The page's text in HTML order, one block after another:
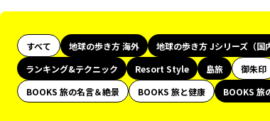
すべて 地球の歩き方 海外 地球の歩き方 Jシリーズ（国
ランキング&テクニック
Resort Style 島旅 御朱印
BOOKS 旅の名言＆絶景
BOOKS 旅と健康 BOOKS 旅